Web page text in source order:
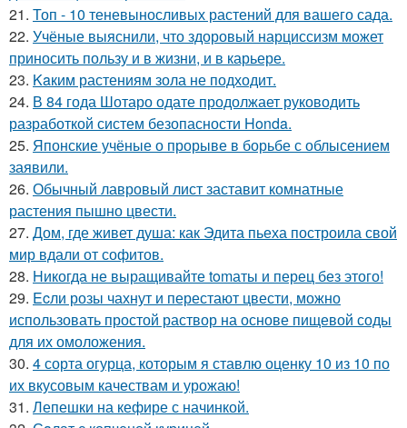
21. Топ - 10 теневыносливых растений для вашего сада.
22. Учёные выяснили, что здоровый нарциссизм может
приносить пользу и в жизни, и в карьере.
23. Kaким растениям зола не подходит.
24. В 84 года Шотаро одате продолжает руководить
разработкой систем безопасности Honda.
25. Японские учёные о прорыве в борьбе с облысением
заявили.
26. Обычный лавровый лист заставит комнатные
растения пышно цвести.
27. Дом, где живет душа: как Эдита пьеха построила свой
мир вдали от софитов.
28. Hикогда не выращивайте tomаты и перец без этого!
29. Ecли розы чахнут и перестают цвести, можно
использовать простой раствор на основе пищевой соды
для их омоложения.
30. 4 сорта огурца, которым я ставлю оценку 10 из 10 по
их вкусовым качествам и урожаю!
31. Лепешки на кефире с начинкой.